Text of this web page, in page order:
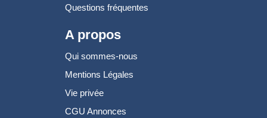
Questions fréquentes
A propos
Qui sommes-nous
Mentions Légales
Vie privée
CGU Annonces